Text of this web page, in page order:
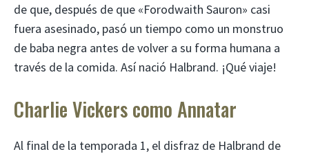
de que, después de que «Forodwaith Sauron» casi
fuera asesinado, pasó un tiempo como un monstruo
de baba negra antes de volver a su forma humana a
través de la comida. Así nació Halbrand. ¡Qué viaje!
Charlie Vickers como Annatar
Al final de la temporada 1, el disfraz de Halbrand de